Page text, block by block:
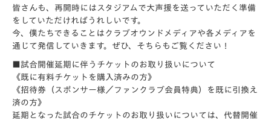
皆さんも、再開時にはスタジアムで大声援を送っていただく準備
をしていただければうれしいです。
今、僕たちできることはクラブオウンドメディアや各メディアを
通じて発信していきます。ぜひ、そちらもご覧ください！
試合開催延期に伴うチケットのお取り扱いについて
《既に有料チケットを購入済みの方》
《招待券（スポンサー様／ファンクラブ会員特典）を既に引換え
済の方》
延期となった試合のチケットのお取り扱いについては、代替開催